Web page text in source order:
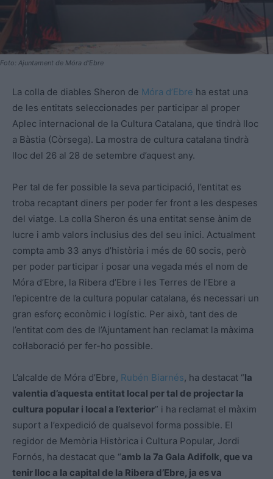
Foto: Ajuntament de Móra d'Ebre
La colla de diables Sheron de Móra d’Ebre ha estat una
de les entitats seleccionades per participar al proper
Aplec internacional de la Cultura Catalana, que tindrà lloc
a Bàstia (Còrsega). La mostra de cultura catalana tindrà
lloc del 26 al 28 de setembre d’aquest any.
Per tal de fer possible la seva participació, l’entitat es
troba recaptant diners per poder fer front a les despeses
del viatge. La colla Sheron és una entitat sense ànim de
lucre i amb valors inclusius des del seu inici. Actualment
compta amb 33 anys d’història i més de 60 socis, però
per poder participar i posar una vegada més el nom de
Móra d’Ebre, la Ribera d’Ebre i les Terres de l’Ebre a
l’epicentre de la cultura popular catalana, és necessari un
gran esforç econòmic i logístic. Per això, tant des de
l’entitat com des de l’Ajuntament han reclamat la màxima
col·laboració per fer-ho possible.
L’alcalde de Móra d’Ebre, Rubén Biarnés, ha destacat “la
valentia d’aquesta entitat local per tal de projectar la
cultura popular i local a l’exterior” i ha reclamat el màxim
suport a l’expedició de qualsevol forma possible. El
regidor de Memòria Històrica i Cultura Popular, Jordi
Fornós, ha destacat que “amb la 7a Gala Adifolk, que va
tenir lloc a la capital de la Ribera d’Ebre, ja es va